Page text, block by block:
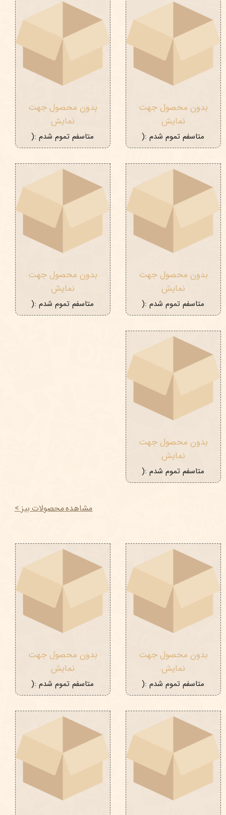
بدون محصول جهت
نمایش
متاسفم تموم شدم :(
بدون محصول جهت
نمایش
متاسفم تموم شدم :(
بدون محصول جهت
نمایش
متاسفم تموم شدم :(
بدون محصول جهت
نمایش
متاسفم تموم شدم :(
بدون محصول جهت
نمایش
متاسفم تموم شدم :(
مشاهده محصولات بیز >
بدون محصول جهت
نمایش
متاسفم تموم شدم :(
بدون محصول جهت
نمایش
متاسفم تموم شدم :(